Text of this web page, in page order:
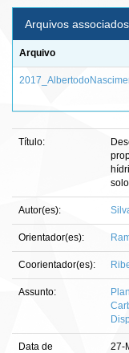
Arquivos
Arquivo
Título:
Autor(es):
Orientador(es):
Coorientador(es):
Assunto:
Data de
27-